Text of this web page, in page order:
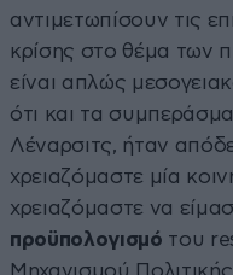
αντιμετωπίσουν τις
κρίσης στο θέμα των
είναι απλώς
ότι και τα
Λέναρσιτς, ήταν
χρειαζόμαστε μία
χρειαζόμαστε να
προϋπολογισμό του
Μηχανισμού